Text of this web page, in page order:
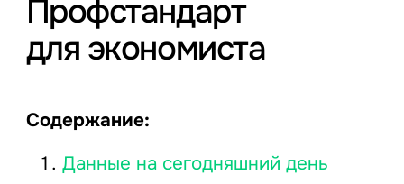
Профстандарт
для экономиста
Содержание:
Данные на сегодняшний день